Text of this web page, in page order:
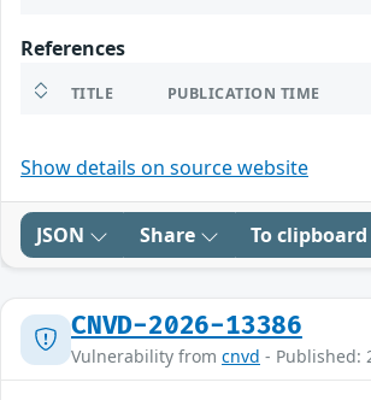
References
TITLE PUBLICATION TIME
Show details on source website
JSON Share To clipboard
CNVD-2026-13386
Vulnerability from cnvd - Published: